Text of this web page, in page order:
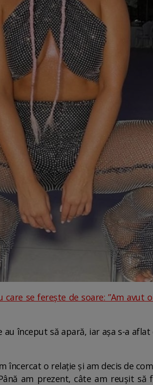
se ferește de soare: ”Am avut
început să apară, iar așa s-a
o relație și am decis de
am prezent, câte am reușit